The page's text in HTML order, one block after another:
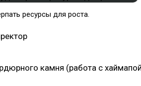
ресурсы для роста.
камня (работа с